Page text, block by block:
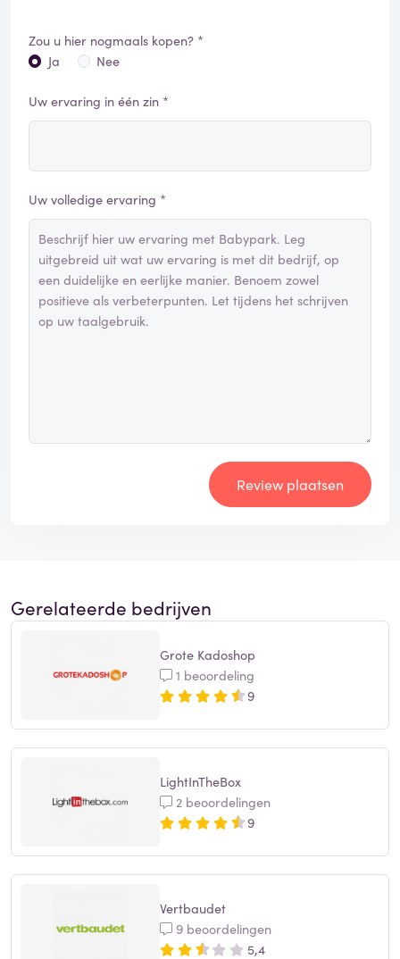
Zou u hier nogmaals kopen? *
Ja
Nee
Uw ervaring in één zin *
Uw volledige ervaring *
Review plaatsen
Gerelateerde bedrijven
Grote Kadoshop
1 beoordeling
9
LightInTheBox
2 beoordelingen
9
Vertbaudet
9 beoordelingen
5,4